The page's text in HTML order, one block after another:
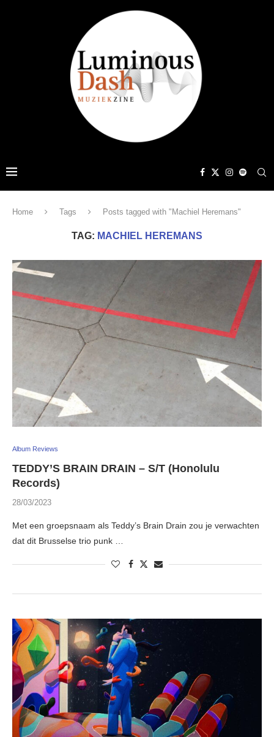
Home Tags Posts tagged with "Machiel Heremans"
TAG: MACHIEL HEREMANS
Album Reviews
TEDDY’S BRAIN DRAIN – S/T (Honolulu
Records)
28/03/2023
Met een groepsnaam als Teddy’s Brain Drain zou je verwachten
dat dit Brusselse trio punk …